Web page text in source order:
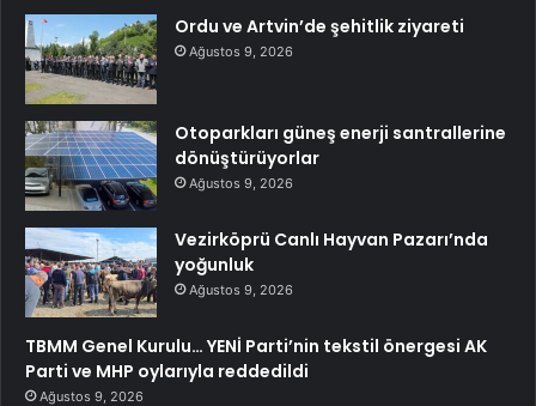
Ordu ve Artvin’de şehitlik ziyareti
Ağustos 9, 2026
Otoparkları güneş enerji santrallerine
dönüştürüyorlar
Ağustos 9, 2026
Vezirköprü Canlı Hayvan Pazarı’nda
yoğunluk
Ağustos 9, 2026
TBMM Genel Kurulu… YENİ Parti’nin tekstil önergesi AK
Parti ve MHP oylarıyla reddedildi
Ağustos 9, 2026